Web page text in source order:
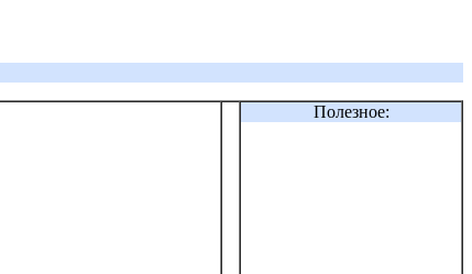
Полезное: